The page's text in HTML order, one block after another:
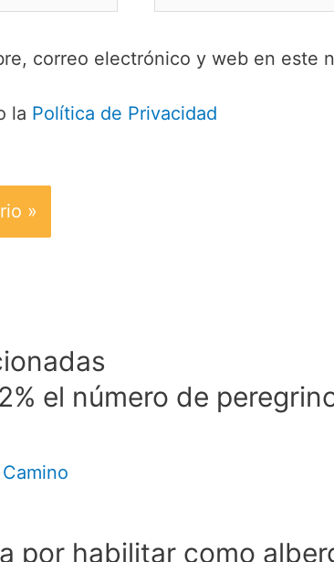
correo electrónico y web en este
la Política de Privacidad
el número de
por habilitar como